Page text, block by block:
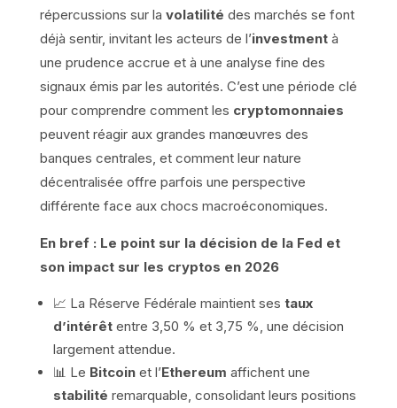
répercussions sur la volatilité des marchés se font
déjà sentir, invitant les acteurs de l’investmentà
une prudence accrue et à une analyse fine des
signaux émis par les autorités. C’est une période clé
pour comprendre comment les cryptomonnaies
peuvent réagir aux grandes manœuvres des
banques centrales, et comment leur nature
décentralisée offre parfois une perspective
différente face aux chocs macroéconomiques.
En bref : Le point sur la décision de la Fed et
son impact sur les cryptos en 2026
📈 La Réserve Fédérale maintient ses taux
d’intérêtentre 3,50 % et 3,75 %, une décision
largement attendue.
📊 Le Bitcoinet l’Ethereum affichent une
stabilité remarquable, consolidant leurs positions